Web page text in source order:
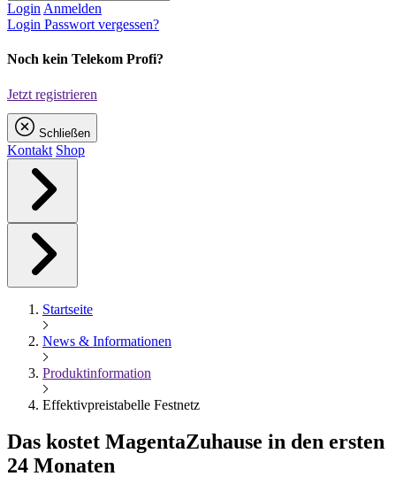
Login Anmelden
Login Passwort vergessen?
Noch kein Telekom Profi?
Jetzt registrieren
Schließen
Kontakt Shop
Startseite
News & Informationen
Produktinformation
Effektivpreistabelle Festnetz
Das kostet MagentaZuhause in den ersten
24 Monaten